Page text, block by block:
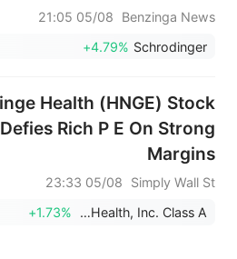
Benzinga News
05/08 21:05
Schrodinger
+4.79%
Health (HNGE) Stock
Defies Rich P E On Strong
Margins
Simply Wall St
05/08 23:33
Hinge Health, Inc. Class A
+1.73%